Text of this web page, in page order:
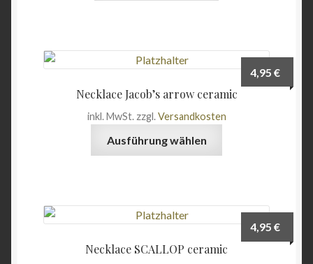
Necklace Jacob’s arrow ceramic
4,95€
inkl. MwSt. zzgl.Versandkosten
Ausführung wählen
Optionen
Necklace SCALLOP ceramic
4,95€